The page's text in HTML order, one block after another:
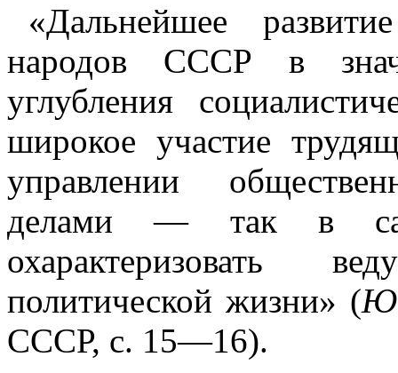
«Дальнейшее
народов СССР в
углубления
широкое участие
управлении
делами — так в
охарактеризовать
политической жизни» (
СССР, с. 15—16).